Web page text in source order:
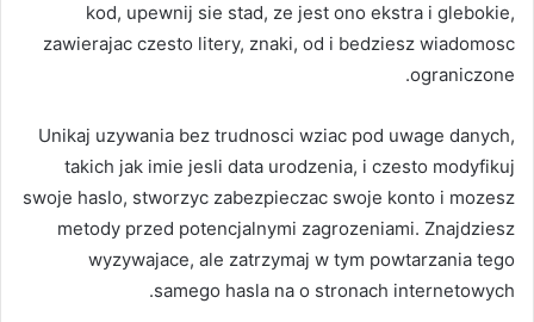
kod, upewnij sie stad, ze jest ono ekstra i glebokie,
zawierajac czesto litery, znaki, od i bedziesz wiadomosc
ograniczone.
Unikaj uzywania bez trudnosci wziac pod uwage danych,
takich jak imie jesli data urodzenia, i czesto modyfikuj
swoje haslo, stworzyc zabezpieczac swoje konto i mozesz
metody przed potencjalnymi zagrozeniami. Znajdziesz
wyzywajace, ale zatrzymaj w tym powtarzania tego
samego hasla na o stronach internetowych.